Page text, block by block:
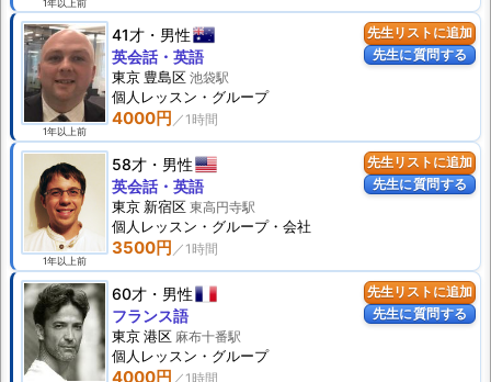
1年以上前
先生リストに追加
先生に質問する
1年以上前
41才 男性
4000円
英会話・英語
東京 豊島区 池袋駅
個人 レッスン ・グループ
先生リストに追加
先生に質問する
1年以上前
58才 男性
3500円
英会話・英語
東京 新宿区 東高円寺駅
個人 レッスン ・グループ・会社
先生リストに追加
先生に質問する
60才 男性
4000円
フランス語
東京 港区 麻布十番駅
個人 レッスン ・グループ